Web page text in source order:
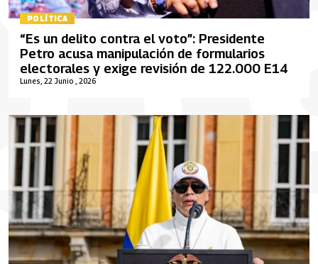
POLÍTICA
Lunes, 22 Junio , 2026
“Es un delito contra el voto”: Presidente
Petro acusa manipulación de formularios
electorales y exige revisión de 122.000 E14